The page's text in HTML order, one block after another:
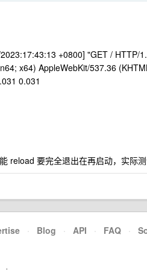
+0800] "GET / HTTP/
x64) AppleWebKit/537.36
0.031
reload 要完全退出在再启动，实际
· Blog · API · FAQ ·